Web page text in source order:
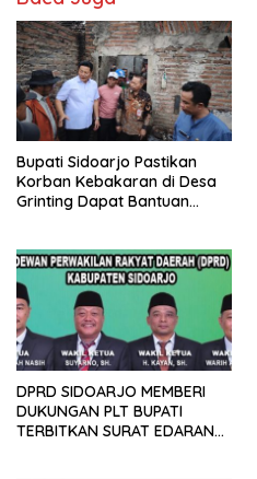
Bupati Sidoarjo Pastikan
Korban Kebakaran di Desa
Grinting Dapat Bantuan
DPRD SIDOARJO MEMBERI
DUKUNGAN PLT BUPATI
TERBITKAN SURAT EDARAN